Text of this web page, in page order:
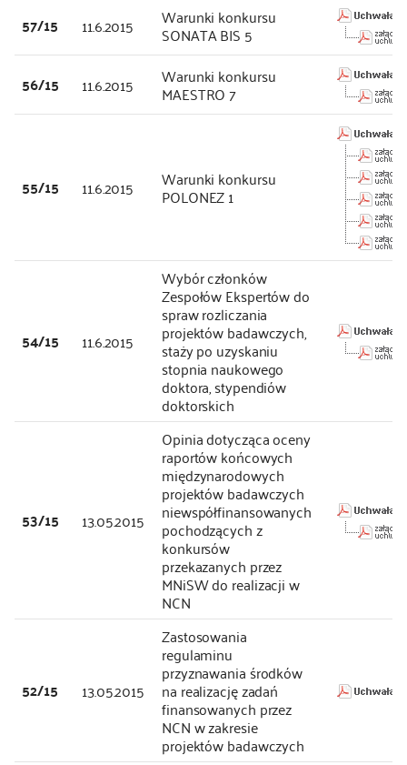
57/15 11.6.2015 Warunki konkursu
SONATA BIS 5
56/15 11.6.2015 Warunki konkursu
MAESTRO 7
55/15 11.6.2015 Warunki konkursu
POLONEZ 1
54/15 11.6.2015
Wybór członków
Zespołów Ekspertów do
spraw rozliczania
projektów badawczych,
staży po uzyskaniu
stopnia naukowego
doktora, stypendiów
doktorskich
53/15 13.05.2015
Opinia dotycząca oceny
raportów końcowych
międzynarodowych
projektów badawczych
niewspółfinansowanych
pochodzących z
konkursów
przekazanych przez
MNiSW do realizacji w
NCN
52/15 13.05.2015
Zastosowania
regulaminu
przyznawania środków
na realizację zadań
finansowanych przez
NCN w zakresie
projektów badawczych